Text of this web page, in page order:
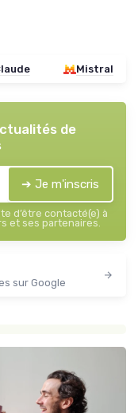
Mistral
de
➔ Je m'inscris
d’être contacté(e) à
et ses partenaires.
sur Google